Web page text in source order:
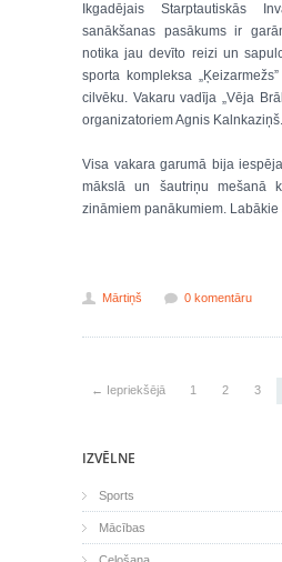
Ikgadējais Starptautiskās
sanākšanas pasākums ir
notika jau devīto reizi un
sporta kompleksa
cilvēku. Vakaru vadīja „Vēja
organizatoriem Agnis Kalnkaziņš.
Visa vakara garumā bija
mākslā un šautriņu mešanā
zināmiem panākumiem.
Mārtiņš 0 komentāru
← Iepriekšējā 1 2 3
IZVĒLNE
Sports
Mācības